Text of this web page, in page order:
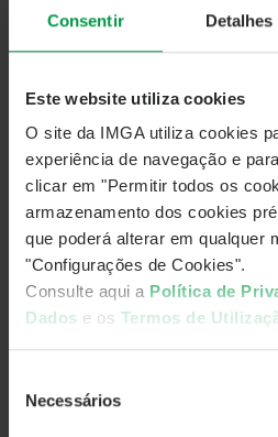
Consentir Detalhes
Este website utiliza cookies
O site da IMGA utiliza cookies
experiência de navegação e
clicar em "Permitir todos os
armazenamento dos cookies
que poderá alterar em qualquer
"Configurações de Cookies".
Consulte aqui a Política de
Dados e os Termos de
Necessários